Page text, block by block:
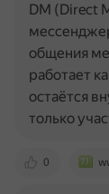
0
DM (Direct
общения
работает
остаётся
только